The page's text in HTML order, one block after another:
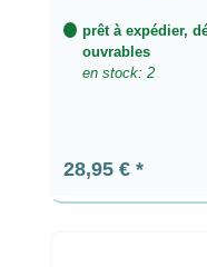
prêt à expédier,
ouvrables
en stock: 2
Prix régulier :
28,95 €